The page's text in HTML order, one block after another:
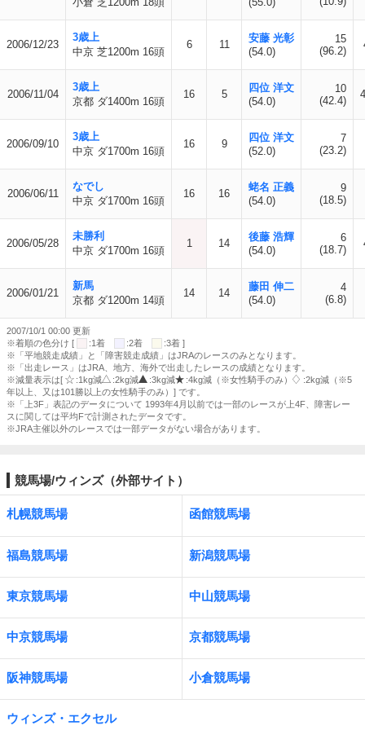
2006/12/23
3歳上
中京 芝1200m 16頭
6 11
安藤 光彰
(54.0)
15
(96.2)
2006/11/04
3歳上
京都 ダ1400m 16頭
16 5
四位 洋文
(54.0)
10
(42.4)
2006/09/10
3歳上
中京 ダ1700m 16頭
16 9
四位 洋文
(52.0)
7
(23.2)
2006/06/11
なでし
中京 ダ1700m 16頭
16 16
蛯名 正義
(54.0)
9
(18.5)
2006/05/28
未勝利
中京 ダ1700m 16頭
1 14
後藤 浩輝
(54.0)
6
(18.7)
2006/01/21
新馬
京都 ダ1200m 14頭
14 14
藤田 伸二
(54.0)
4
(6.8)
2007/10/1 00:00 更新
※着順の色分け [
:1着 :2着
:3着 ]
※「平地競走成績」と「障害競走成績」はJRAのレースのみとなります。
※「出走レース」はJRA、地方、海外で出走したレースの成績となります。
※減量表示は[
:1kg減 :2kg減 :3kg減 :4kg減（※女性騎手のみ）
:2kg減（※5
年以上、又は101勝以上の女性騎手のみ）] です。
※「上3F」表記のデータについて 1993年4月以前では一部のレースが上4F、障害レー
スに関しては平均Fで計測されたデータです。
※JRA主催以外のレースでは一部データがない場合があります。
競馬場/ウィンズ（外部サイト）
札幌競馬場 函館競馬場
福島競馬場 新潟競馬場
東京競馬場 中山競馬場
中京競馬場 京都競馬場
阪神競馬場 小倉競馬場
ウィンズ・エクセル